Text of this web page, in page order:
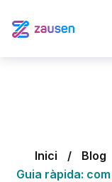
Inici Blog
Guia ràpida: